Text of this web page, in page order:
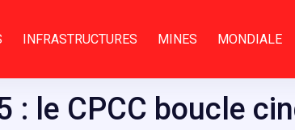
INFRASTRUCTURES MINES MONDIALE
: le CPCC boucle